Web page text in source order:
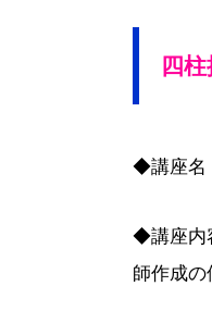
四
◆講座名
◆講座内
師作成の